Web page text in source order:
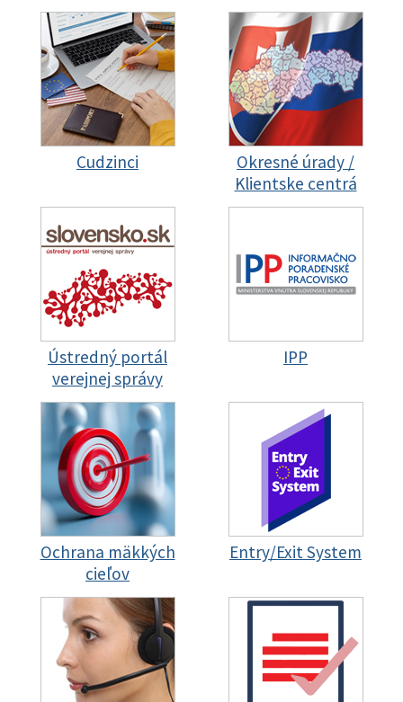
Cudzinci
Okresné úrady /
Klientske centrá
Ústredný portál
verejnej správy
IPP
Ochrana mäkkých
cieľov
Entry/Exit System